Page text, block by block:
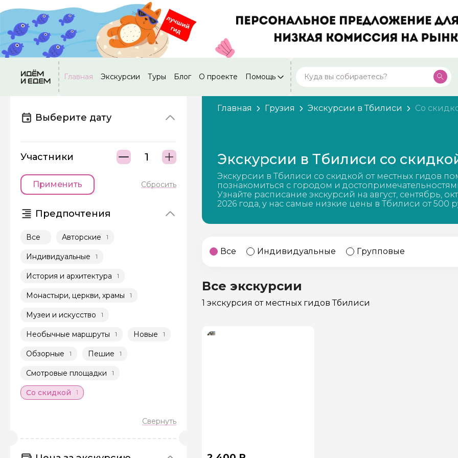
Главная Экскурсии Туры Блог О проекте Помощь
Москва
Россия
Россия
Калининград
Россия
28 экскурсий
Кисловодск
Россия
20 экскурсий
Дербент
Посмотреть все города
Выберите дату
Участники
Применить Сбросить
Предпочтения
Все Авторские 1
Индивидуальные 1
История и архитектура 1
Монастыри, церкви, храмы 1
Музеи и искусство 1
Необычные маршруты 1 Новые 1
Обзорные 1 Пешие 1
Смотровые площадки 1
Со скидкой 1
Главная Грузия Экскурсии в Тбилиси Со
Экскурсии в Тбилиси со
Экскурсии в Тбилиси со скидкой от местных гидов
познакомиться с городом и
Узнайте расписание экскурсий на август, сентябрь,
2026 года, у нас самые низкие цены в Тбилиси от 500
Все Индивидуальные Групповые
Все экскурсии
1 экскурсия от местных гидов Тбилиси